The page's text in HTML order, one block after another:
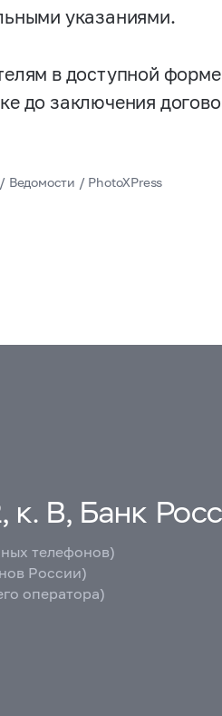
указаниями.
в доступной
до заключения
/ PhotoXPress
к. В, Банк
телефонов)
России)
оператора)